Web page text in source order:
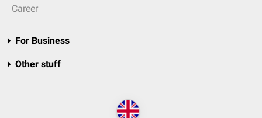
Career
For Business
Other stuff